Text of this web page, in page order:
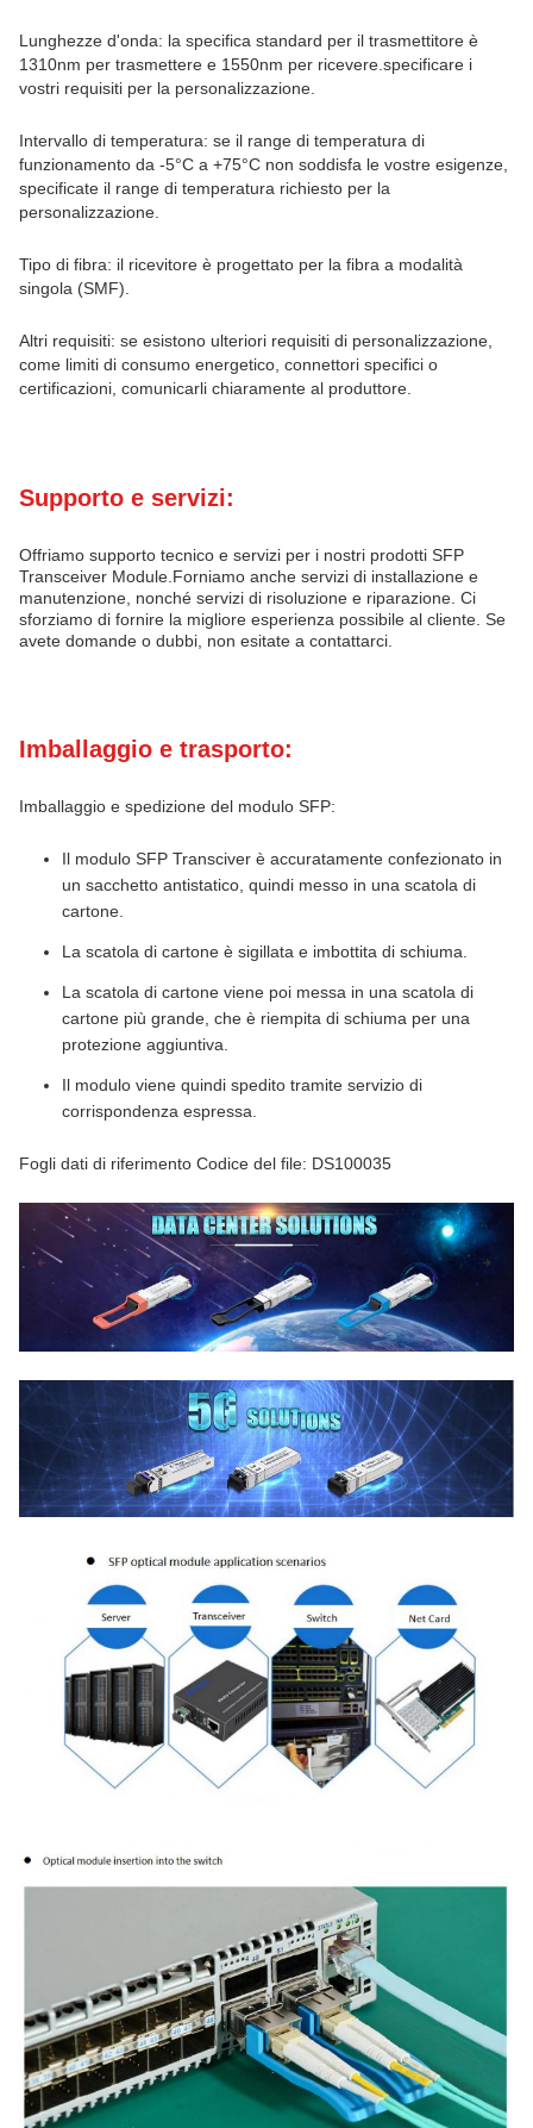
Lunghezze d'onda: la specifica standard per il trasmettitore è
1310nm per trasmettere e 1550nm per ricevere.specificare i
vostri requisiti per la personalizzazione.
Intervallo di temperatura: se il range di temperatura di
funzionamento da -5°C a +75°C non soddisfa le vostre esigenze,
specificate il range di temperatura richiesto per la
personalizzazione.
Tipo di fibra: il ricevitore è progettato per la fibra a modalità
singola (SMF).
Altri requisiti: se esistono ulteriori requisiti di personalizzazione,
come limiti di consumo energetico, connettori specifici o
certificazioni, comunicarli chiaramente al produttore.
Supporto e servizi:
Offriamo supporto tecnico e servizi per i nostri prodotti SFP
Transceiver Module.Forniamo anche servizi di installazione e
manutenzione, nonché servizi di risoluzione e riparazione. Ci
sforziamo di fornire la migliore esperienza possibile al cliente. Se
avete domande o dubbi, non esitate a contattarci.
Imballaggio e trasporto:
Imballaggio e spedizione del modulo SFP:
Il modulo SFP Transciver è accuratamente confezionato in
un sacchetto antistatico, quindi messo in una scatola di
cartone.
La scatola di cartone è sigillata e imbottita di schiuma.
La scatola di cartone viene poi messa in una scatola di
cartone più grande, che è riempita di schiuma per una
protezione aggiuntiva.
Il modulo viene quindi spedito tramite servizio di
corrispondenza espressa.
Fogli dati di riferimento Codice del file: DS100035